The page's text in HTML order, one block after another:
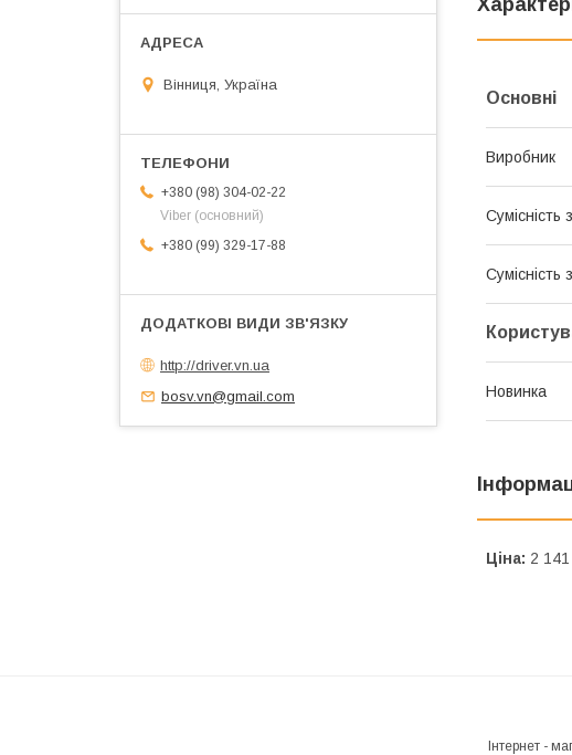
Основні
Виробник
Сумісність
Новинка
Ціна: 2
Вінниця, Україна
+380 (98) 304-02-22
Viber (основний)
+380 (99) 329-17-88
http://driver.vn.ua
bosv.vn@gmail.com